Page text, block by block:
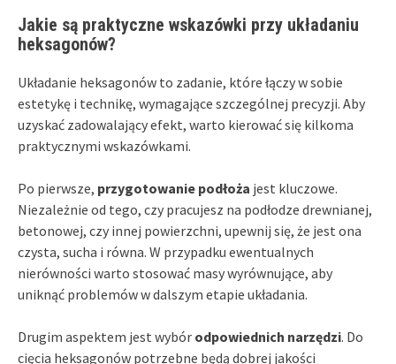
Jakie są praktyczne wskazówki przy układaniu
heksagonów?
Układanie heksagonów to zadanie, które łączy w sobie
estetykę i technikę, wymagające szczególnej precyzji. Aby
uzyskać zadowalający efekt, warto kierować się kilkoma
praktycznymi wskazówkami.
Po pierwsze, przygotowanie podłoża jest kluczowe.
Niezależnie od tego, czy pracujesz na podłodze drewnianej,
betonowej, czy innej powierzchni, upewnij się, że jest ona
czysta, sucha i równa. W przypadku ewentualnych
nierówności warto stosować masy wyrównujące, aby
uniknąć problemów w dalszym etapie układania.
Drugim aspektem jest wybór odpowiednich narzędzi. Do
cięcia heksagonów potrzebne będą dobrej jakości